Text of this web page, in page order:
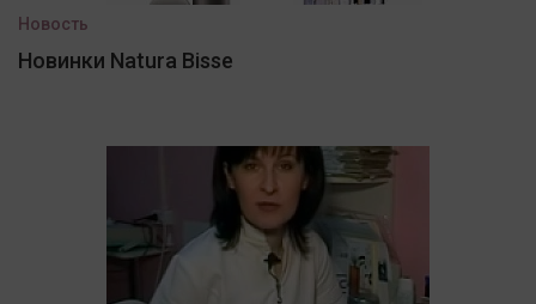
Новость
Новинки Natura Bisse